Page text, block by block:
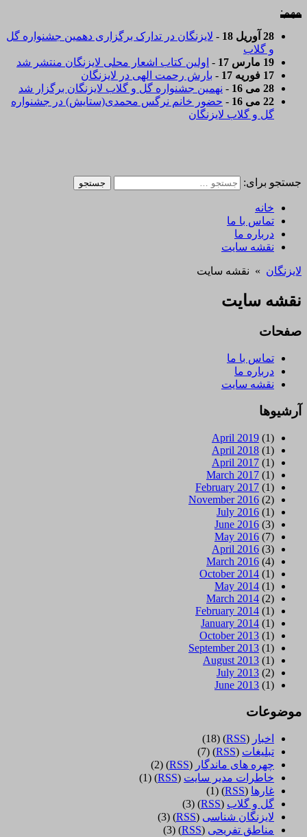
مهم:
28 آوریل 18 - لایزنگان در تدارک برگزاری دهمین جشنواره گل
و گلاب
19 مارس 17
- اولین کتاب اشعار محلی لایزنگان منتشر شد
17 فوریه 17
- بارش رحمت الهی در لایزنگان
28 می 16
- نهمین جشنواره گل و گلاب لایزنگان برگزار شد
22 می 16
- حضور خانم نرگس محمدی(ستایش) در جشنواره
گل و گلاب لایزنگان
جستجو برای:
خانه
تماس با ما
درباره ما
نقشه سایت
لایزنگان » نقشه سایت
نقشه سایت
صفحات
تماس با ما
درباره ما
نقشه سایت
آرشیوها
April 2019 (1)
April 2018 (1)
April 2017 (1)
March 2017 (1)
February 2017 (1)
November 2016 (2)
July 2016 (1)
June 2016 (3)
May 2016 (7)
April 2016 (3)
March 2016 (4)
October 2014 (1)
May 2014 (1)
March 2014 (2)
February 2014 (1)
January 2014 (1)
October 2013 (1)
September 2013 (1)
August 2013 (1)
July 2013 (2)
June 2013 (1)
موضوعات
اخبار (
RSS
)
(18)
تبلیغات (
RSS
)
(7)
چهره های ماندگار (
RSS
)
(2)
خاطرات مدیر سایت (
RSS
)
(1)
غارها (
RSS
)
(1)
گل و گلاب (
RSS
)
(3)
لایزنگان شناسی (
RSS
)
(3)
مناطق تفریحی (
RSS
)
(3)